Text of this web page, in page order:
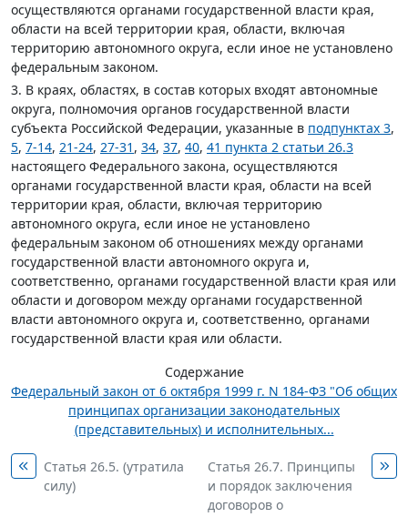
осуществляются органами государственной власти края,
области на всей территории края, области, включая
территорию автономного округа, если иное не установлено
федеральным законом.
3. В краях, областях, в состав которых входят автономные
округа, полномочия органов государственной власти
субъекта Российской Федерации, указанные в подпунктах 3,
5, 7-14, 21-24, 27-31 , 34, 37, 40, 41 пункта 2 статьи 26.3
настоящего Федерального закона, осуществляются
органами государственной власти края, области на всей
территории края, области, включая территорию
автономного округа, если иное не установлено
федеральным законом об отношениях между органами
государственной власти автономного округа и,
соответственно, органами государственной власти края или
области и договором между органами государственной
власти автономного округа и, соответственно, органами
государственной власти края или области.
Содержание
Федеральный закон от 6 октября 1999 г. N 184-ФЗ "Об общих
принципах организации законодательных
(представительных) и исполнительных...
Статья 26.5. (утратила
силу)
Статья 26.7. Принципы
и порядок заключения
договоров о